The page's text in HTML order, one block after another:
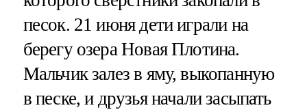
песок. 21 июня дети играли на
берегу озера Новая Плотина.
Мальчик залез в яму, выкопанную
в песке, и друзья начали засыпать